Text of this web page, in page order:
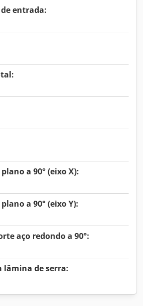
entrada:
a 90° (eixo X):
a 90° (eixo Y):
aço redondo a 90°:
lâmina de serra: